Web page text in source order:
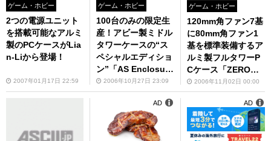
ゲーム・ホビー
2つの電源ユニット
を搭載可能なアルミ
製のPCケースがLia
n-Liから登場！
2007年01月17日 22:59
ゲーム・ホビー
100台のみの限定生
産！アビー製ミドル
タワーケースの“ス
ペシャルエディショ
ン”「AS Enclosure
S1 SE」の販売が今
日からスタート！
2006年10月27日 23:09
ゲーム・ホビー
120mm角ファン7基
に80mm角ファン1
基を標準装備するア
ルミ製フルタワーP
Cケース「ZERO」
がAMOから登場!!
2006年11月02日 00:00
AD AD